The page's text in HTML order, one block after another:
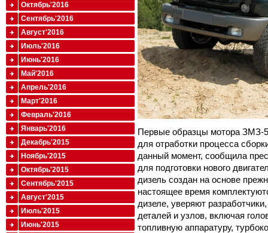
Первые образцы мотора ЗМЗ-
для отработки процесса
данный момент, сообщила
для подготовки нового
дизель создан на основе
настоящее время
дизеле, уверяют
деталей и узлов, включая
топливную аппаратуру,
Октябрь'2016
Сентябрь'2016
Август'2016
Июль'2016
Июнь'2016
Май'2016
Апрель'2016
Март'2016
Февраль'2016
Январь'2016
Декабрь'2015
Ноябрь'2015
Октябрь'2015
Сентябрь'2015
Август'2015
Июль'2015
Июнь'2015